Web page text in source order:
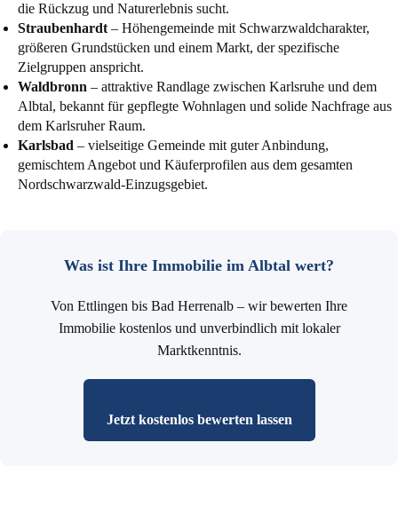
die Rückzug und Naturerlebnis sucht.
Straubenhardt – Höhengemeinde mit Schwarzwaldcharakter,
größeren Grundstücken und einem Markt, der spezifische
Zielgruppen anspricht.
Waldbronn – attraktive Randlage zwischen Karlsruhe und dem
Albtal, bekannt für gepflegte Wohnlagen und solide Nachfrage aus
dem Karlsruher Raum.
Karlsbad – vielseitige Gemeinde mit guter Anbindung,
gemischtem Angebot und Käuferprofilen aus dem gesamten
Nordschwarzwald-Einzugsgebiet.
Was ist Ihre Immobilie im Albtal wert?
Von Ettlingen bis Bad Herrenalb – wir bewerten Ihre
Immobilie kostenlos und unverbindlich mit lokaler
Marktkenntnis.
Jetzt kostenlos bewerten lassen